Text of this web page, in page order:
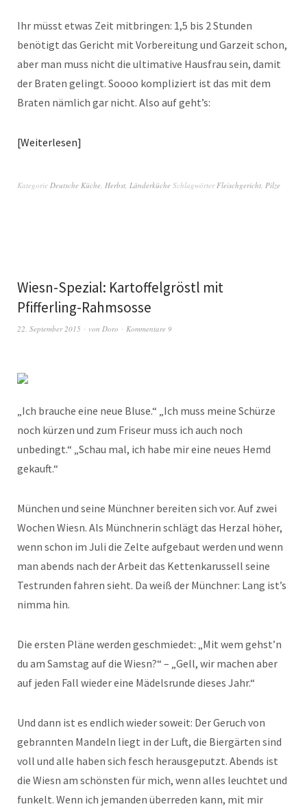
Ihr müsst etwas Zeit mitbringen: 1,5 bis 2 Stunden
benötigt das Gericht mit Vorbereitung und Garzeit schon,
aber man muss nicht die ultimative Hausfrau sein, damit
der Braten gelingt. Soooo kompliziert ist das mit dem
Braten nämlich gar nicht. Also auf geht’s:
Weiterlesen
Kategorie Deutsche Küche, Herbst, Länderküche SchlagwörterFleischgericht, Pilze
Wiesn-Spezial: Kartoffelgröstl mit
Pfifferling-Rahmsosse
22. September 2015 von Doro Kommentare 9
„Ich brauche eine neue Bluse.“ „Ich muss meine Schürze
noch kürzen und zum Friseur muss ich auch noch
unbedingt.“ „Schau mal, ich habe mir eine neues Hemd
gekauft.“
München und seine Münchner bereiten sich vor. Auf zwei
Wochen Wiesn. Als Münchnerin schlägt das Herzal höher,
wenn schon im Juli die Zelte aufgebaut werden und wenn
man abends nach der Arbeit das Kettenkarussell seine
Testrunden fahren sieht. Da weiß der Münchner: Lang ist’s
nimma hin.
Die ersten Pläne werden geschmiedet: „Mit wem gehst’n
du am Samstag auf die Wiesn?“ – „Gell, wir machen aber
auf jeden Fall wieder eine Mädelsrunde dieses Jahr.“
Und dann ist es endlich wieder soweit: Der Geruch von
gebrannten Mandeln liegt in der Luft, die Biergärten sind
voll und alle haben sich fesch herausgeputzt. Abends ist
die Wiesn am schönsten für mich, wenn alles leuchtet und
funkelt. Wenn ich jemanden überreden kann, mit mir